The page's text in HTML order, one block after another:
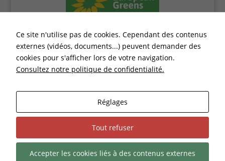
Ce site n'utilise pas de cookies. Cependant des contenus
externes (vidéos, documents...) peuvent demander des
cookies pour s'afficher lors de votre navigation.
Consultez notre politique de confidentialité.
Réglages
Tout refuser
Accepter les cookies liés à des contenus externes